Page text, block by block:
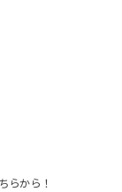
らから！